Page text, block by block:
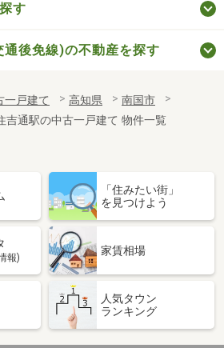
す
後免線)の不動産を探す
一戸建て 高知県
南国市
吉通駅の中古一戸建て 物件一覧
「住みたい街」
を見つけよう
報)
家賃相場
人気タウン
ランキング